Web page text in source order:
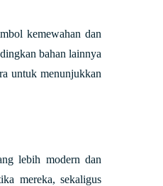
kemewahan dan
bahan lainnya
untuk menunjukkan
lebih modern dan
mereka, sekaligus